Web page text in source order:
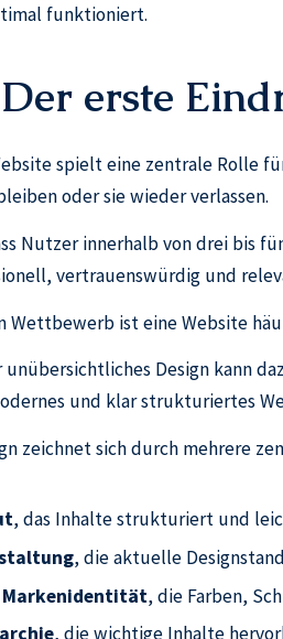
funktioniert.
erste
spielt eine zentrale Rolle
oder sie wieder verlassen.
Nutzer innerhalb von drei bis
vertrauenswürdig und
Wettbewerb ist eine Website
Design kann
und klar strukturiertes
zeichnet sich durch mehrere
, das Inhalte strukturiert und
, die aktuelle
, die Farben,
, die wichtige Inhalte